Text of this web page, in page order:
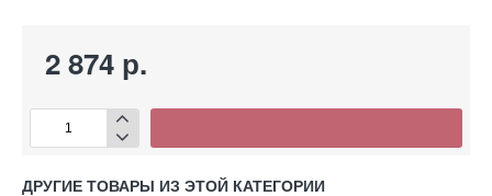
2 874 р.
ДРУГИЕ ТОВАРЫ ИЗ ЭТОЙ КАТЕГОРИИ